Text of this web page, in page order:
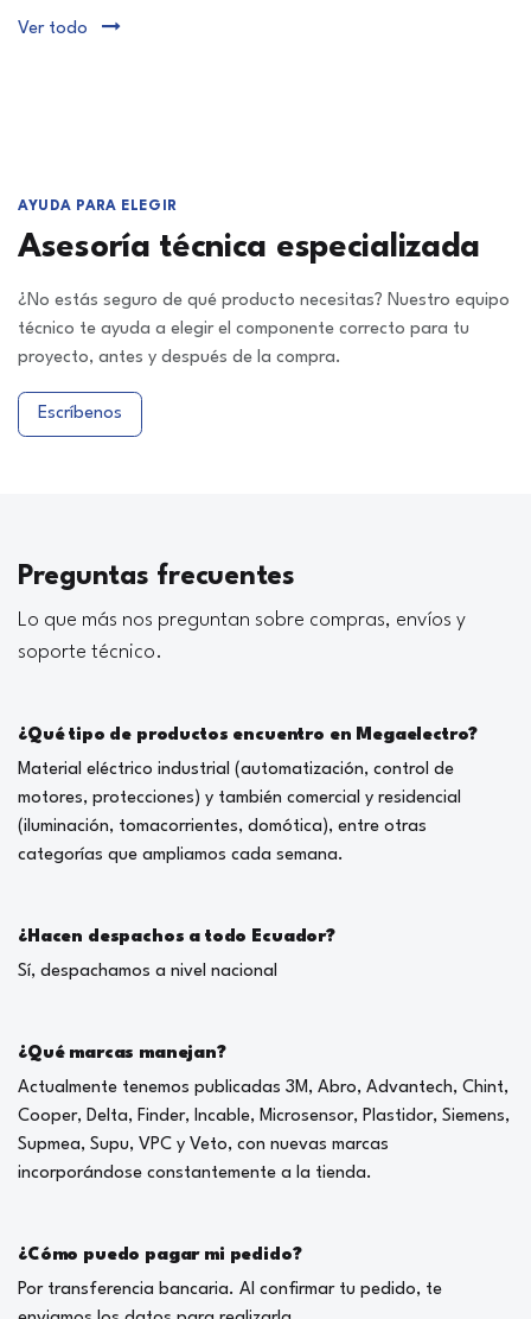
Ver todo
AYUDA PARA ELEGIR
Asesoría técnica especializada
¿No estás seguro de qué producto necesitas? Nuestro equipo
técnico te ayuda a elegir el componente correcto para tu
proyecto, antes y después de la compra.
Escríbenos
Preguntas frecuentes
Lo que más nos preguntan sobre compras, envíos y
soporte técnico.
¿Qué tipo de productos encuentro en Megaelectro?
Material eléctrico industrial (automatización, control de
motores, protecciones) y también comercial y residencial
(iluminación, tomacorrientes, domótica), entre otras
categorías que ampliamos cada semana.
¿Hacen despachos a todo Ecuador?
Sí, despachamos a nivel nacional
¿Qué marcas manejan?
Actualmente tenemos publicadas 3M, Abro, Advantech, Chint,
Cooper, Delta, Finder, Incable, Microsensor, Plastidor, Siemens,
Supmea, Supu, VPC y Veto, con nuevas marcas
incorporándose constantemente a la tienda.
¿Cómo puedo pagar mi pedido?
Por transferencia bancaria. Al confirmar tu pedido, te